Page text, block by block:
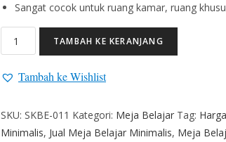
Sangat cocok untuk ruang kamar, ruang
TAMBAH KE KERANJANG
Tambah ke Wishlist
SKU: SKBE-011 Kategori: Meja Belajar Tag:
Minimalis, Jual Meja Belajar Minimalis, Meja